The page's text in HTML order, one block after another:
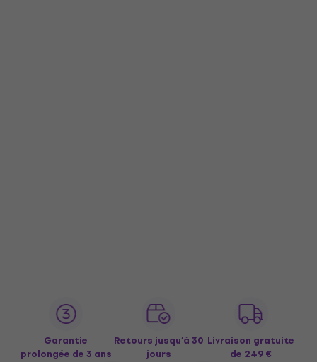
Garantie
prolongée de 3 ans
Retours jusqu’à 30
jours
Livraison gratuite
de 249 €